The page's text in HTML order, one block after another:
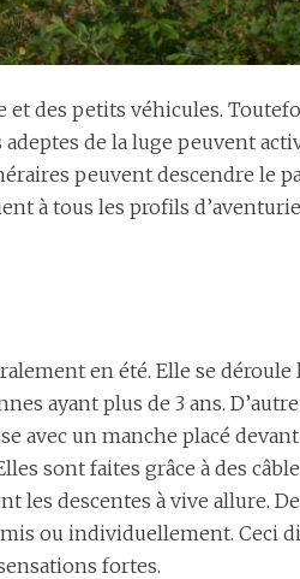
et des petits véhicules.
de la luge peuvent
peuvent descendre le
à tous les profils
en été. Elle se déroule
ayant plus de 3 ans.
avec un manche placé
sont faites grâce à des
les descentes à vive allure.
ou individuellement. Ceci
fortes.